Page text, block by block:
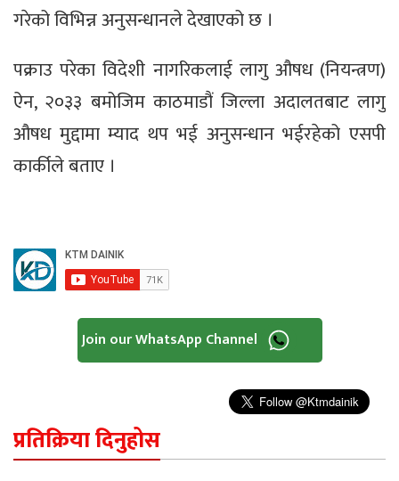
गरेको विभिन्न अनुसन्धानले देखाएको छ ।
पक्राउ परेका विदेशी नागरिकलाई लागु औषध (नियन्त्रण)
ऐन, २०३३ बमोजिम काठमाडौं जिल्ला अदालतबाट लागु
औषध मुद्दामा म्याद थप भई अनुसन्धान भईरहेको एसपी
कार्कीले बताए ।
Join our WhatsApp Channel
प्रतिक्रिया दिनुहोस